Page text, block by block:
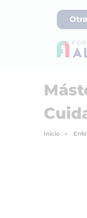
Inicio